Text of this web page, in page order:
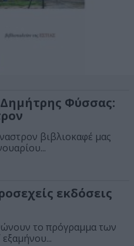
Φύσσας:
βιβλιοκαφέ μας
εκδόσεις
το πρόγραμμα των